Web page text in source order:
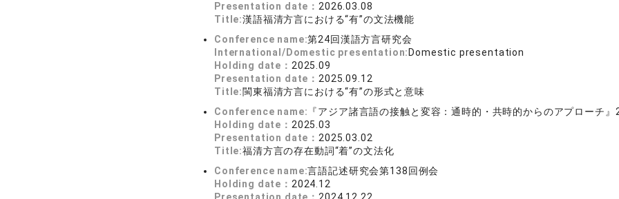
Presentation date： 2026.03.08
Title:漢語福清方言における“有”の文法機能
Conference name:第24回漢語方言研究会
International/Domestic presentation: Domestic presentation
Holding date： 2025.09
Presentation date： 2025.09.12
Title:閩東福清方言における“有”の形式と意味
Conference name: 『アジア諸言語の接触と変容：通時的・共時的からのアプローチ
Holding date： 2025.03
Presentation date： 2025.03.02
Title:福清方言の存在動詞“着”の文法化
Conference name:言語記述研究会第138回例会
Holding date： 2024.12